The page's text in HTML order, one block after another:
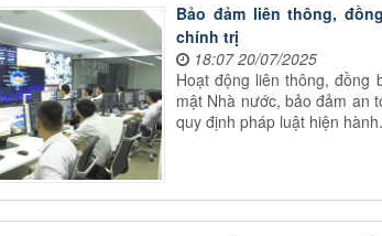
Bảo đảm liên thông,
chính trị
18:07 20/07/2025
Hoạt động liên thông, đồng
mật Nhà nước, bảo đảm an
quy định pháp luật hiện hành.